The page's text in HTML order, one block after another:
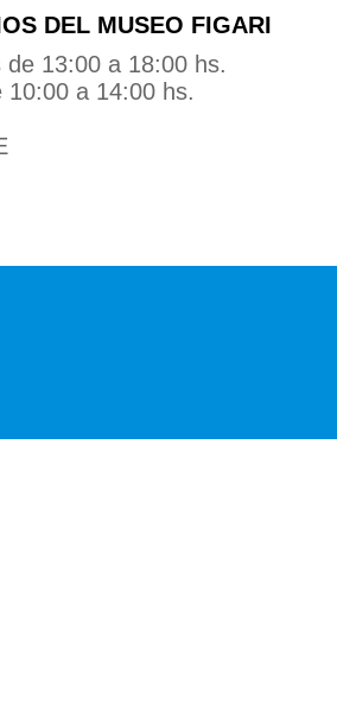
DEL MUSEO FIGARI
13:00 a 18:00 hs.
10:00 a 14:00 hs.